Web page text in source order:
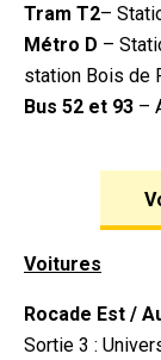
Tram T2–
Métro D –
station Bois de
Bus 52 et 93 –
Voitures
Rocade Est /
Sortie 3 :